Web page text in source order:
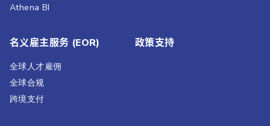
Athena BI
名义雇主服务 (EOR)
全球人才雇佣
全球合规
跨境支付
政策支持